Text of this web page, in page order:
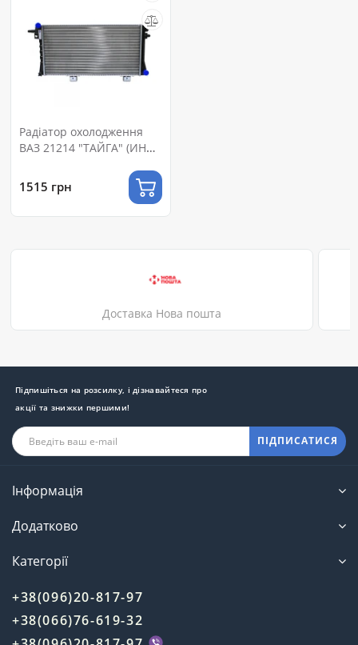
Радіатор охолодження
ВАЗ 21214 "ТАЙГА" (ИНЖ)
1515 грн
Доставка Нова пошта
Підпишіться на розсилку, і дізнавайтеся про
акції та знижки першими!
ПІДПИСАТИСЯ
Інформація
Додатково
Категорії
+38(096)20-817-97
+38(066)76-619-32